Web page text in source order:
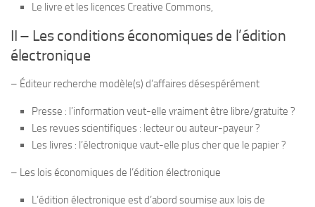
Le livre et les licences Crea­tive Commons,
II – Les condi­tions écono­miques de l’édition
électronique
– Éditeur recherche modèle(s) d’affaires désespérément
Presse : l’information veut-​elle vrai­ment être libre/​gratuite ?
Les revues scien­ti­fiques : lec­teur ou auteur-​payeur ?
Les livres : l’électronique vaut-​elle plus cher que le papier ?
– Les lois écono­miques de l’édition électronique
L’édition élec­tro­nique est d’abord sou­mise aux lois de